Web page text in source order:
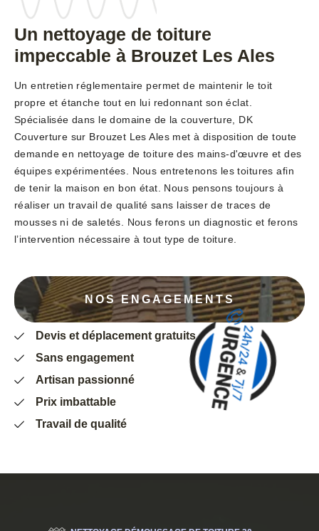
Un nettoyage de toiture
impeccable à Brouzet Les Ales
Un entretien réglementaire permet de maintenir le toit
propre et étanche tout en lui redonnant son éclat.
Spécialisée dans le domaine de la couverture, DK
Couverture sur Brouzet Les Ales met à disposition de toute
demande en nettoyage de toiture des mains-d'œuvre et des
équipes expérimentées. Nous entretenons les toitures afin
de tenir la maison en bon état. Nous pensons toujours à
réaliser un travail de qualité sans laisser de traces de
mousses ni de saletés. Nous ferons un diagnostic et ferons
l’intervention nécessaire à tout type de toiture.
NOS ENGAGEMENTS
Devis et déplacement gratuits
Sans engagement
Artisan passionné
Prix imbattable
Travail de qualité